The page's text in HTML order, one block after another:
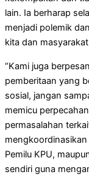
lain. Ia berharap
menjadi polemik
kita dan
“Kami juga
pemberitaan yang
sosial, jangan
memicu
permasalahan
Pemilu KPU,
sendiri guna